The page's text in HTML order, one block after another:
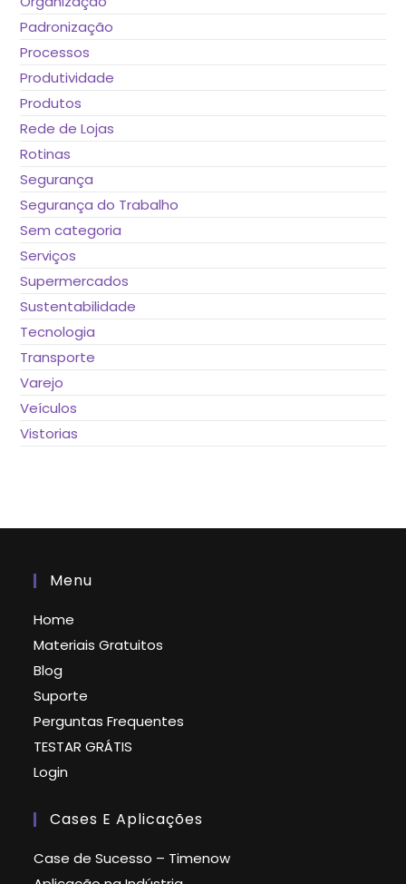
Padronização
Processos
Produtividade
Produtos
Rede de Lojas
Rotinas
Segurança
Segurança do Trabalho
Sem categoria
Serviços
Supermercados
Sustentabilidade
Tecnologia
Transporte
Varejo
Veículos
Vistorias
Menu
Home
Materiais Gratuitos
Blog
Suporte
Perguntas Frequentes
TESTAR GRÁTIS
Login
Cases E Aplicações
Case de Sucesso – Timenow